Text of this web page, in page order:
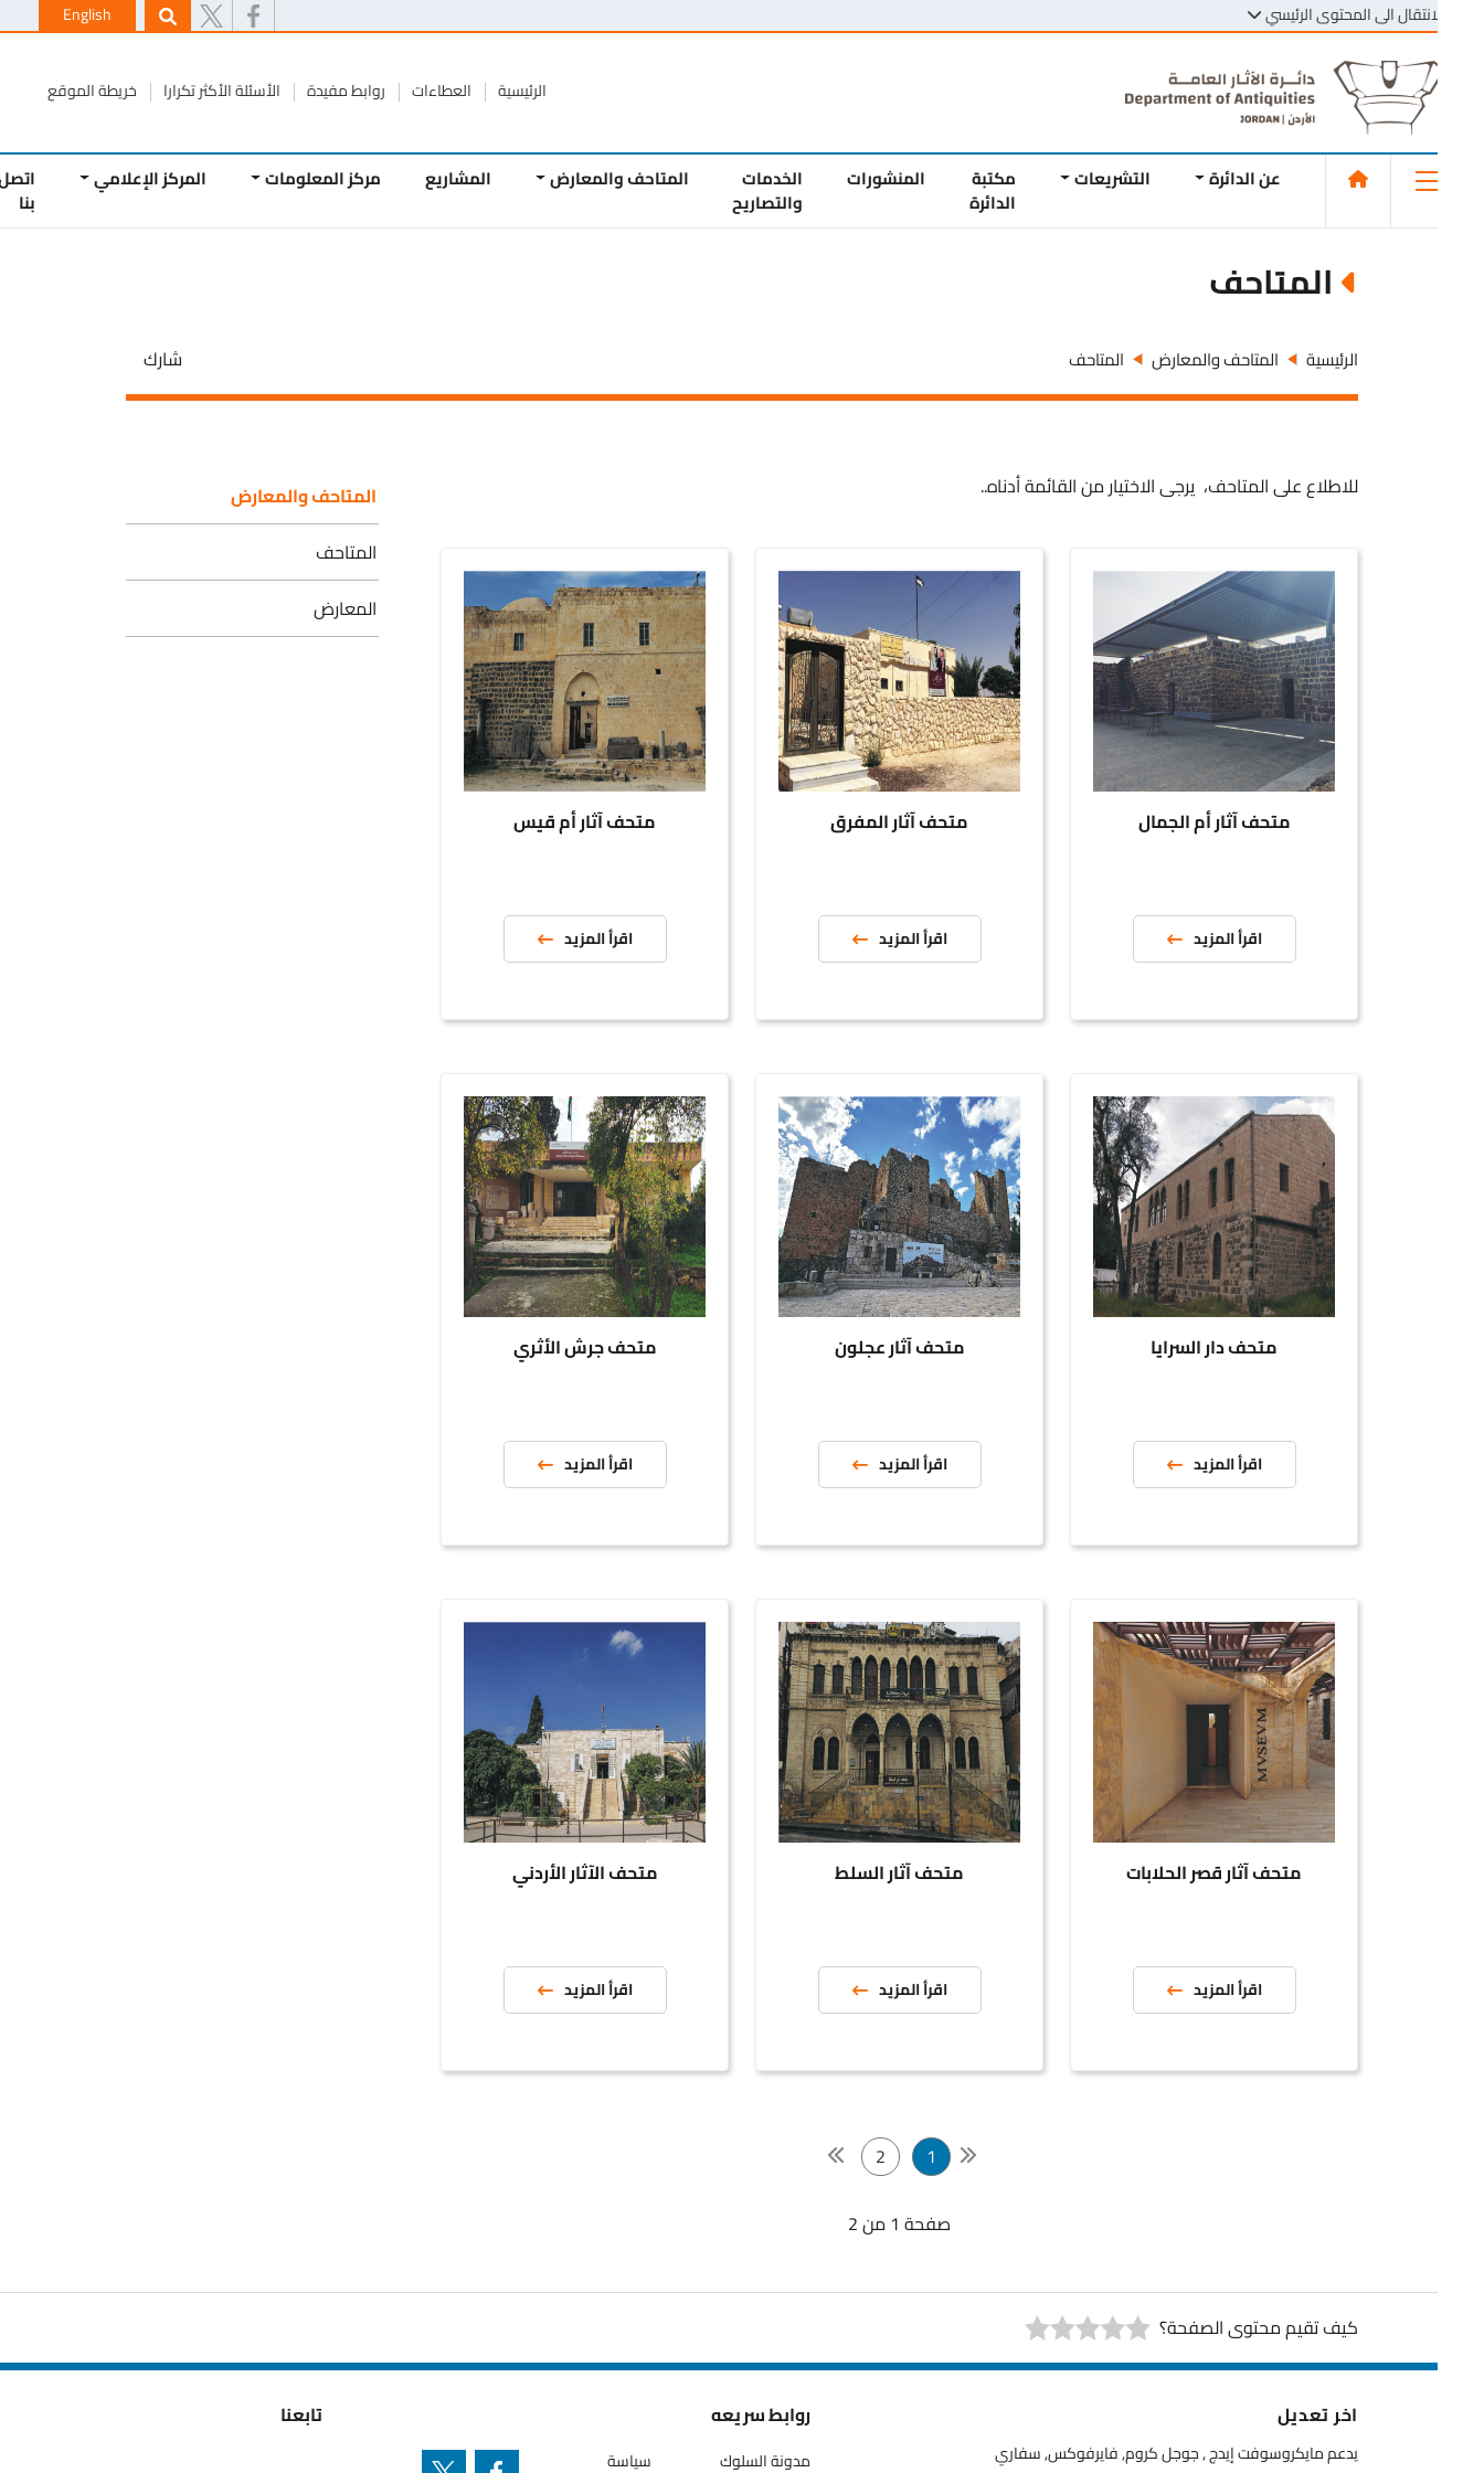
الى المحتوى الرئيسي English
الرئيسية العطاءات روابط مفيدة الأسئلة الأكثر تكرارا خريطة الموقع
عن الدائرة التشريعات مكتبة المنشورات الخدمات
والتصاريح
المتاحف والمعارض المشاريع مركز المعلومات المركز الإعلامي اتصل
المتاحف
الرئيسية المتاحف والمعارض المتاحف
للاطلاع على المتاحف، يرجى الاختيار من القائمة أدناه..
متحف آثار أم الجمال
اقرأ المزيد
متحف آثار المفرق
اقرأ المزيد
متحف آثار أم قيس
اقرأ المزيد
متحف دار السرايا
اقرأ المزيد
متحف آثار عجلون
اقرأ المزيد
متحف جرش الأثري
اقرأ المزيد
متحف آثار قصر الحلابات
اقرأ المزيد
متحف آثار السلط
اقرأ المزيد
متحف الآثار الأردني
اقرأ المزيد
1
2
صفحة 1 من 2
المتاحف والمعارض
المتاحف
المعارض
كيف تقيم محتوى الصفحة؟
اخر تعديل
يدعم مايكروسوفت إيدج , جوجل كروم, فايرفوكس, سفاري
روابط سريعه
مدونة السلوك